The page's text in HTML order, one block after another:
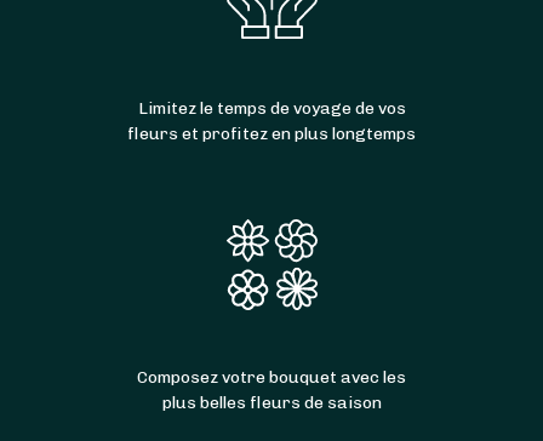
Limitez le temps de voyage de vos
fleurs et profitez en plus longtemps
Composez votre bouquet avec les
plus belles fleurs de saison